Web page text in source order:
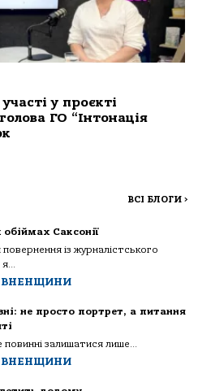
у проєкті
ГО “Інтонація
ВСІ БЛОГИ >
Саксонії
із журналістського
не просто портрет, а питання
повинні залишатися лише...